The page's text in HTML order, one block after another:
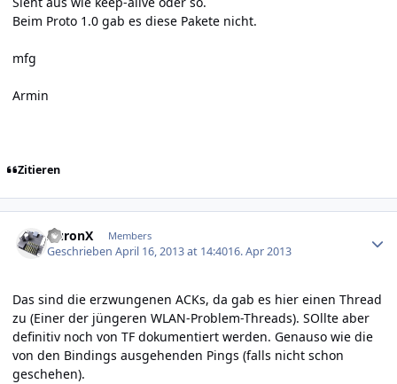
Beim Proto 1.0 gab es diese Pakete nicht.
mfg
Armin
Zitieren
AuronX Members
GeschriebenApril 16, 2013 at 14:4016. Apr 2013
Das sind die erzwungenen ACKs, da gab es hier einen Thread
zu (Einer der jüngeren WLAN-Problem-Threads). SOllte aber
definitiv noch von TF dokumentiert werden. Genauso wie die
von den Bindings ausgehenden Pings (falls nicht schon
geschehen).